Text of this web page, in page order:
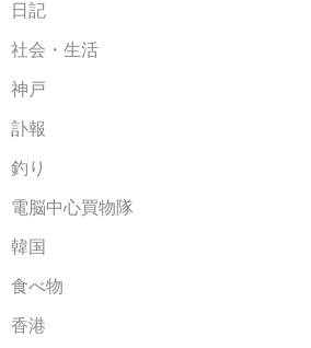
日記
社会・生活
神戸
訃報
釣り
電脳中心買物隊
韓国
食べ物
香港